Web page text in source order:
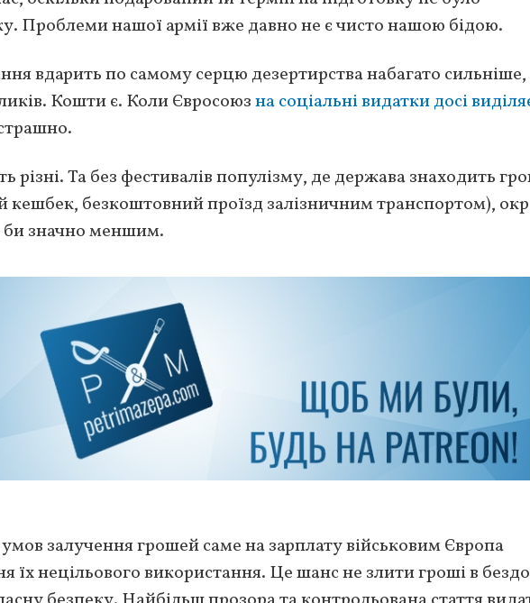
Проблеми нашої армії вже давно не є чисто нашою бідою.
вдарить по самому серцю дезертирства набагато
Кошти є. Коли Євросоюзна соціальні видатки досі
різні. Та без фестивалів популізму, де держава знаходить
безкоштовний проїзд залізничним транспортом),
би значно меншим.
умов залучення грошей саме на зарплату військовим Європа
їх нецільового використання. Це шанс не злити гроші в